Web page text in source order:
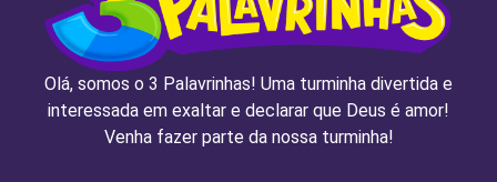
Olá, somos o 3 Palavrinhas! Uma turminha divertida e
interessada em exaltar e declarar que Deus é amor!
Venha fazer parte da nossa turminha!